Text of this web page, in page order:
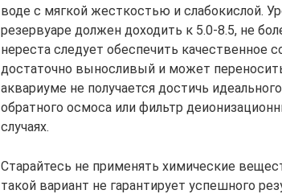
воде с мягкой жесткостью и слабокислой.
резервуаре должен доходить к 5.0-8.5, не
нереста следует обеспечить качественное
достаточно выносливый и может
аквариуме не получается достичь
обратного осмоса или фильтр
случаях.
Старайтесь не применять химические
такой вариант не гарантирует успешного